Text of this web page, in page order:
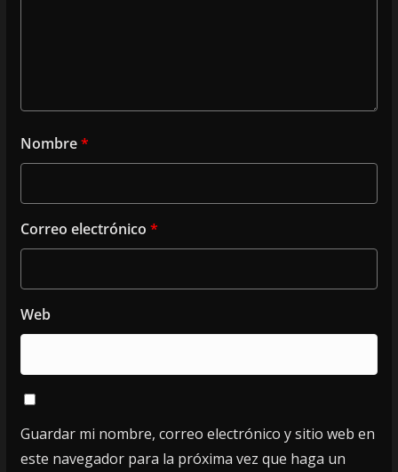
Nombre*
Correo electrónico *
Web
Guardar mi nombre, correo electrónico y sitio web en
este navegador para la próxima vez que haga un